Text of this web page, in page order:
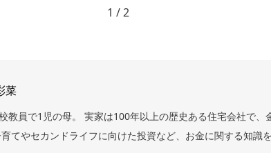
1 / 2
菜
教員で1児の母。 実家は100年以上の歴史ある住宅会社で、
てやセカンドライフに向けた投資など、お金に関する知識